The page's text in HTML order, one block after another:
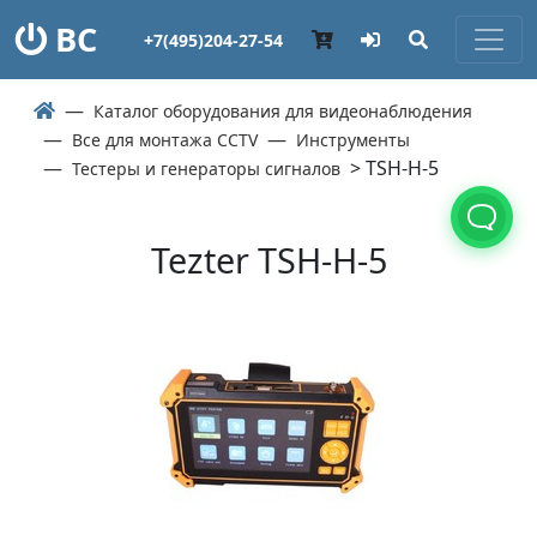
ВС +7(495)204-27-54
Каталог оборудования для видеонаблюдения
Все для монтажа CCTV
Инструменты
Тестеры и генераторы сигналов > TSH-H-5
Tezter TSH-H-5